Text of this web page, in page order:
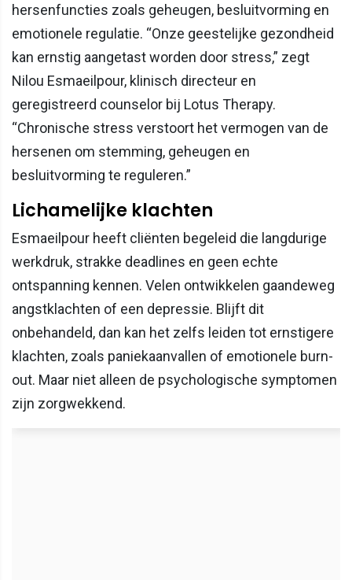
hersenfuncties zoals geheugen, besluitvorming en
emotionele regulatie. “Onze geestelijke gezondheid
kan ernstig aangetast worden door stress,” zegt
Nilou Esmaeilpour, klinisch directeur en
geregistreerd counselor bij Lotus Therapy.
“Chronische stress verstoort het vermogen van de
hersenen om stemming, geheugen en
besluitvorming te reguleren.”
Lichamelijke klachten
Esmaeilpour heeft cliënten begeleid die langdurige
werkdruk, strakke deadlines en geen echte
ontspanning kennen. Velen ontwikkelen gaandeweg
angstklachten of een depressie. Blijft dit
onbehandeld, dan kan het zelfs leiden tot ernstigere
klachten, zoals paniekaanvallen of emotionele burn-
out. Maar niet alleen de psychologische symptomen
zijn zorgwekkend.